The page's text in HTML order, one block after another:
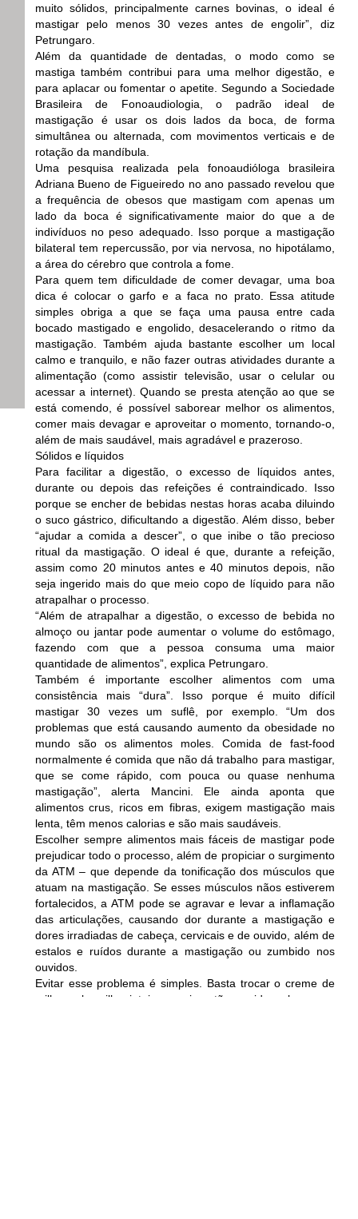
muito sólidos, principalmente carnes bovinas, o ideal é
mastigar pelo menos 30 vezes antes de engolir”, diz
Petrungaro.
Além da quantidade de dentadas, o modo como se
mastiga também contribui para uma melhor digestão, e
para aplacar ou fomentar o apetite. Segundo a Sociedade
Brasileira de Fonoaudiologia, o padrão ideal de
mastigação é usar os dois lados da boca, de forma
simultânea ou alternada, com movimentos verticais e de
rotação da mandíbula.
Uma pesquisa realizada pela fonoaudióloga brasileira
Adriana Bueno de Figueiredo no ano passado revelou que
a frequência de obesos que mastigam com apenas um
lado da boca é significativamente maior do que a de
indivíduos no peso adequado. Isso porque a mastigação
bilateral tem repercussão, por via nervosa, no hipotálamo,
a área do cérebro que controla a fome.
Para quem tem dificuldade de comer devagar, uma boa
dica é colocar o garfo e a faca no prato. Essa atitude
simples obriga a que se faça uma pausa entre cada
bocado mastigado e engolido, desacelerando o ritmo da
mastigação. Também ajuda bastante escolher um local
calmo e tranquilo, e não fazer outras atividades durante a
alimentação (como assistir televisão, usar o celular ou
acessar a internet). Quando se presta atenção ao que se
está comendo, é possível saborear melhor os alimentos,
comer mais devagar e aproveitar o momento, tornando-o,
além de mais saudável, mais agradável e prazeroso.
Sólidos e líquidos
Para facilitar a digestão, o excesso de líquidos antes,
durante ou depois das refeições é contraindicado. Isso
porque se encher de bebidas nestas horas acaba diluindo
o suco gástrico, dificultando a digestão. Além disso, beber
“ajudar a comida a descer”, o que inibe o tão precioso
ritual da mastigação. O ideal é que, durante a refeição,
assim como 20 minutos antes e 40 minutos depois, não
seja ingerido mais do que meio copo de líquido para não
atrapalhar o processo.
“Além de atrapalhar a digestão, o excesso de bebida no
almoço ou jantar pode aumentar o volume do estômago,
fazendo com que a pessoa consuma uma maior
quantidade de alimentos”, explica Petrungaro.
Também é importante escolher alimentos com uma
consistência mais “dura”. Isso porque é muito difícil
mastigar 30 vezes um suflê, por exemplo. “Um dos
problemas que está causando aumento da obesidade no
mundo são os alimentos moles. Comida de fast-food
normalmente é comida que não dá trabalho para mastigar,
que se come rápido, com pouca ou quase nenhuma
mastigação”, alerta Mancini. Ele ainda aponta que
alimentos crus, ricos em fibras, exigem mastigação mais
lenta, têm menos calorias e são mais saudáveis.
Escolher sempre alimentos mais fáceis de mastigar pode
prejudicar todo o processo, além de propiciar o surgimento
da ATM – que depende da tonificação dos músculos que
atuam na mastigação. Se esses músculos nãos estiverem
fortalecidos, a ATM pode se agravar e levar a inflamação
das articulações, causando dor durante a mastigação e
dores irradiadas de cabeça, cervicais e de ouvido, além de
estalos e ruídos durante a mastigação ou zumbido nos
ouvidos.
Evitar esse problema é simples. Basta trocar o creme de
milho pelo milho inteiro, o pimentão cozido pelo cru, a